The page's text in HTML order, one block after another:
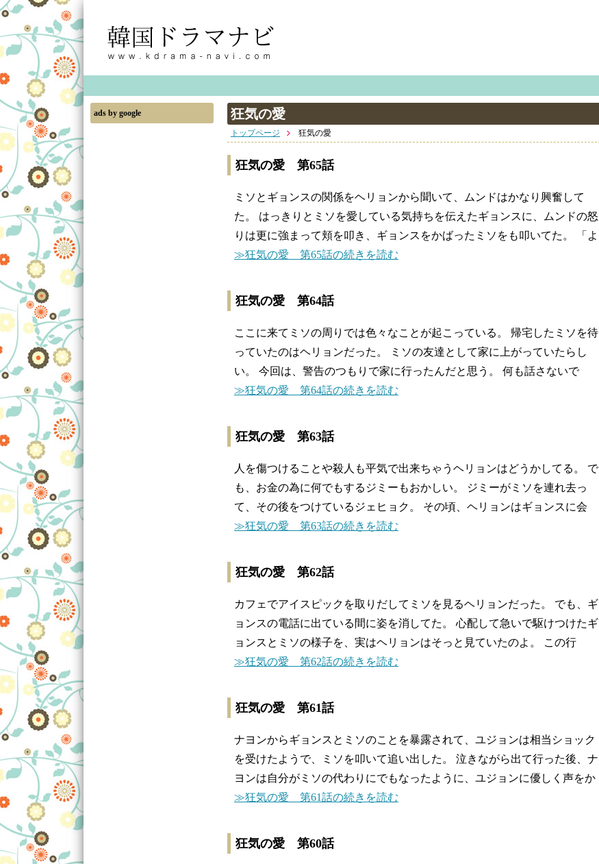
ads by google 狂気の愛
トップページ 狂気の愛
狂気の愛 第65話
ミソとギョンスの関係をヘリョンから聞いて、ムンドはかなり興奮して
た。 はっきりとミソを愛している気持ちを伝えたギョンスに、ムンドの怒
りは更に強まって頬を叩き、ギョンスをかばったミソをも叩いてた。 「よ
≫狂気の愛 第65話の続きを読む
狂気の愛 第64話
ここに来てミソの周りでは色々なことが起こっている。 帰宅したミソを待
っていたのはヘリョンだった。 ミソの友達として家に上がっていたらし
い。 今回は、警告のつもりで家に行ったんだと思う。 何も話さないで
≫狂気の愛 第64話の続きを読む
狂気の愛 第63話
人を傷つけることや殺人も平気で出来ちゃうヘリョンはどうかしてる。 で
も、お金の為に何でもするジミーもおかしい。 ジミーがミソを連れ去っ
て、その後をつけているジェヒョク。 その頃、ヘリョンはギョンスに会
≫狂気の愛 第63話の続きを読む
狂気の愛 第62話
カフェでアイスピックを取りだしてミソを見るヘリョンだった。 でも、ギ
ョンスの電話に出ている間に姿を消してた。 心配して急いで駆けつけたギ
ョンスとミソの様子を、実はヘリョンはそっと見ていたのよ。 この行
≫狂気の愛 第62話の続きを読む
狂気の愛 第61話
ナヨンからギョンスとミソのことを暴露されて、ユジョンは相当ショック
を受けたようで、ミソを叩いて追い出した。 泣きながら出て行った後、ナ
ヨンは自分がミソの代わりにでもなったように、ユジョンに優しく声をか
≫狂気の愛 第61話の続きを読む
狂気の愛 第60話